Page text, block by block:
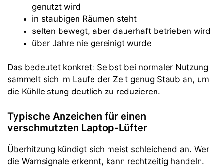
genutzt wird
in staubigen Räumen steht
selten bewegt, aber dauerhaft betrieben wird
über Jahre nie gereinigt wurde
Das bedeutet konkret: Selbst bei normaler Nutzung
sammelt sich im Laufe der Zeit genug Staub an, um
die Kühlleistung deutlich zu reduzieren.
Typische Anzeichen für einen
verschmutzten Laptop-Lüfter
Überhitzung kündigt sich meist schleichend an. Wer
die Warnsignale erkennt, kann rechtzeitig handeln.